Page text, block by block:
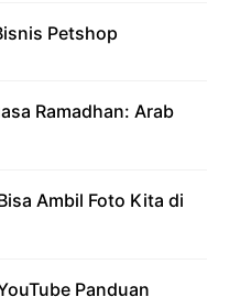
Petshop
Ramadhan: Arab
Ambil Foto Kita di
Panduan